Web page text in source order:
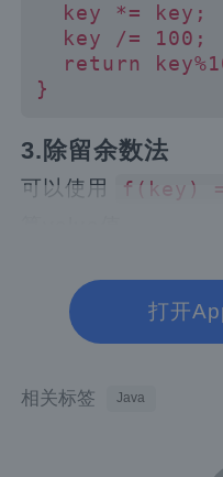
  key
*= key ;
  key
/= 100 ;
return
key%
}
3.除留余数法
可以使用 f(key)
4.随机数法
选择一个随机函数
他的散列地址，即
y)
打开
相关标签 Java